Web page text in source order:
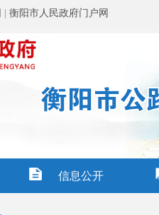
衡阳市人民政府门户网
信息公开